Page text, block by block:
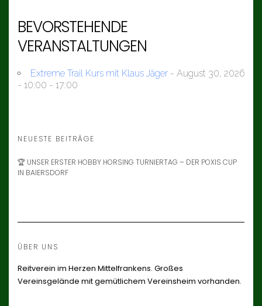
BEVORSTEHENDE
VERANSTALTUNGEN
Extreme Trail Kurs mit Klaus Jäger - August 30, 2026
- 10:00 - 17:00
NEUESTE BEITRÄGE
🏆 UNSER ERSTER HOBBY HORSING TURNIERTAG – DER POXIS CUP
IN BAIERSDORF
ÜBER UNS
Reitverein im Herzen Mittelfrankens. Großes
Vereinsgelände mit gemütlichem Vereinsheim vorhanden.